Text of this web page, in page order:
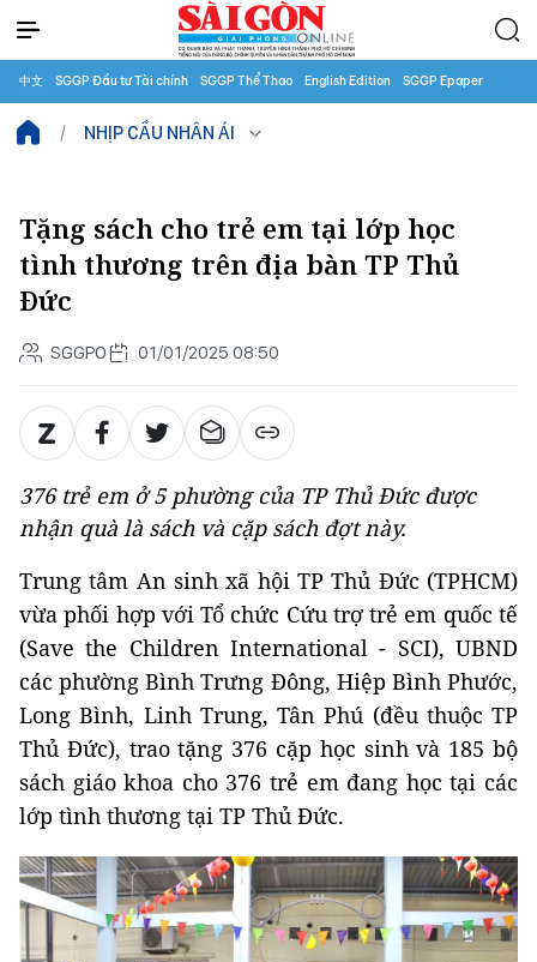
中文 SGGP Đầu tư Tài chính SGGP Thể Thao English Edition SGGP Epaper
NHỊP CẦU NHÂN ÁI
Tặng sách cho trẻ em tại lớp học
tình thương trên địa bàn TP Thủ
Đức
SGGPO 01/01/2025 08:50
376 trẻ em ở 5 phường của TP Thủ Đức được
nhận quà là sách và cặp sách đợt này.
Trung tâm An sinh xã hội TP Thủ Đức (TPHCM)
vừa phối hợp với Tổ chức Cứu trợ trẻ em quốc tế
(Save the Children International - SCI), UBND
các phường Bình Trưng Đông, Hiệp Bình Phước,
Long Bình, Linh Trung, Tân Phú (đều thuộc TP
Thủ Đức), trao tặng 376 cặp học sinh và 185 bộ
sách giáo khoa cho 376 trẻ em đang học tại các
lớp tình thương tại TP Thủ Đức.